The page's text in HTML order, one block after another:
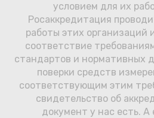
условием для их
Росаккредитация
работы этих организаций
соответствие
стандартов и нормативных
поверки средств
соответствующим этим
свидетельство об
документ у нас есть.